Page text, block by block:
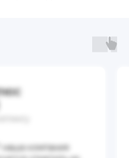
наша компания